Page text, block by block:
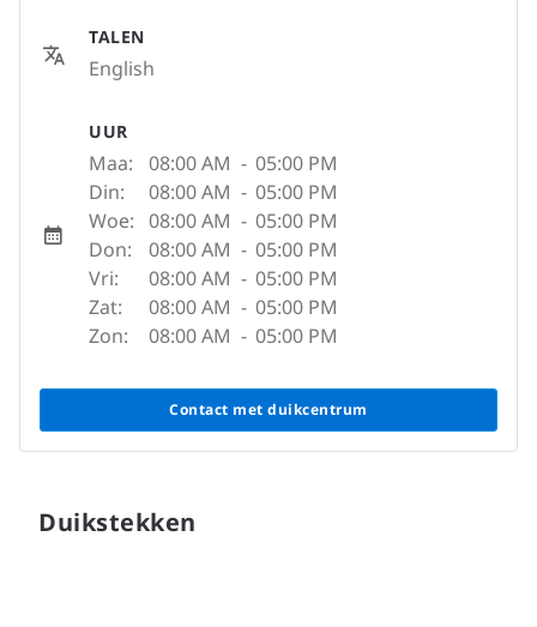
TALEN
English
UUR
Maa: 08:00 AM - 05:00 PM
Din:
08:00 AM - 05:00 PM
Woe: 08:00 AM - 05:00 PM
Don:
08:00 AM - 05:00 PM
Vri:
08:00 AM - 05:00 PM
Zat:
08:00 AM - 05:00 PM
Zon:
08:00 AM - 05:00 PM
Contact met duikcentrum
Duikstekken